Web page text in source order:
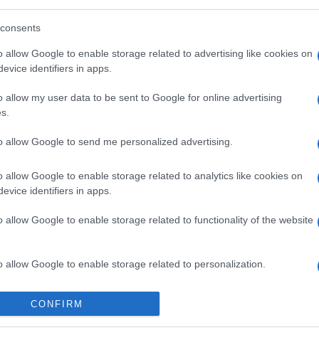
allow Google to enable storage related to advertising like cookies on
identifiers in apps.
allow my user data to be sent to Google for online advertising
allow Google to send me personalized advertising.
allow Google to enable storage related to analytics like cookies on
identifiers in apps.
allow Google to enable storage related to functionality of the website
allow Google to enable storage related to personalization.
allow Google to enable storage related to security, including
functionality and fraud prevention, and other user protection.
CONFIRM
από χάκερς στην πλατφόρμα
Θεμάτων – Πότε θα
που δεν ολοκλήρωσαν την
του υπουργείου Παιδείας και της Ψηφιακής
- 17:21
σήμερα Τετάρτη οι προαγωγικές
εξετάσεις στο Γυμνάσιο